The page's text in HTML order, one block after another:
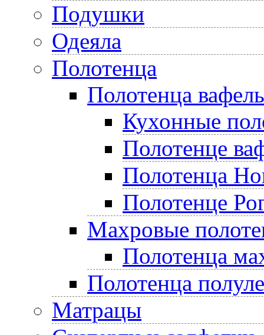
Подушки
Одеяла
Полотенца
Полотенца
Кухонные
Полотенце
Полотенца
Полотенце
Махровые
Полотенца
Полотенца
Матрацы